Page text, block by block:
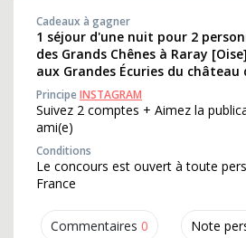
Commentaires 0 Note
Cadeaux à gagner
1 séjour d'une nuit pour 2
des Grands Chênes à Raray
aux Grandes Écuries du
PrincipeINSTAGRAM
Suivez 2 comptes + Aimez la
ami(e)
Conditions
Le concours est ouvert à toute
France